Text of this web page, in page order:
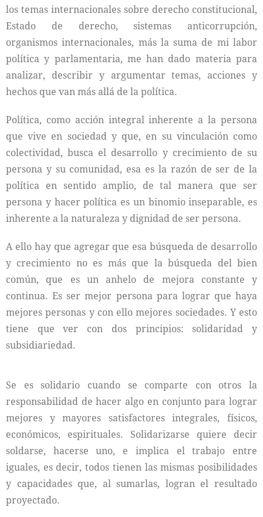
los temas internacionales sobre derecho constitucional,
Estado de derecho, sistemas anticorrupción,
organismos internacionales, más la suma de mi labor
política y parlamentaria, me han dado materia para
analizar, describir y argumentar temas, acciones y
hechos que van más allá de la política.
Política, como acción integral inherente a la persona
que vive en sociedad y que, en su vinculación como
colectividad, busca el desarrollo y crecimiento de su
persona y su comunidad, esa es la razón de ser de la
política en sentido amplio, de tal manera que ser
persona y hacer política es un binomio inseparable, es
inherente a la naturaleza y dignidad de ser persona.
A ello hay que agregar que esa búsqueda de desarrollo
y crecimiento no es más que la búsqueda del bien
común, que es un anhelo de mejora constante y
continua. Es ser mejor persona para lograr que haya
mejores personas y con ello mejores sociedades. Y esto
tiene que ver con dos principios: solidaridad y
subsidiariedad.
Se es solidario cuando se comparte con otros la
responsabilidad de hacer algo en conjunto para lograr
mejores y mayores satisfactores integrales, físicos,
económicos, espirituales. Solidarizarse quiere decir
soldarse, hacerse uno, e implica el trabajo entre
iguales, es decir, todos tienen las mismas posibilidades
y capacidades que, al sumarlas, logran el resultado
proyectado.